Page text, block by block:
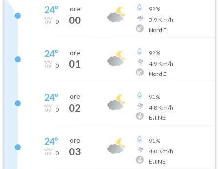
24°
0
ore
00
92%
5-9Km/h
Nord E
24°
0
ore
01
92%
4-9Km/h
Nord E
24°
0
ore
02
91%
4-8Km/h
Est NE
24°
0
ore
03
91%
4-8Km/h
Est NE